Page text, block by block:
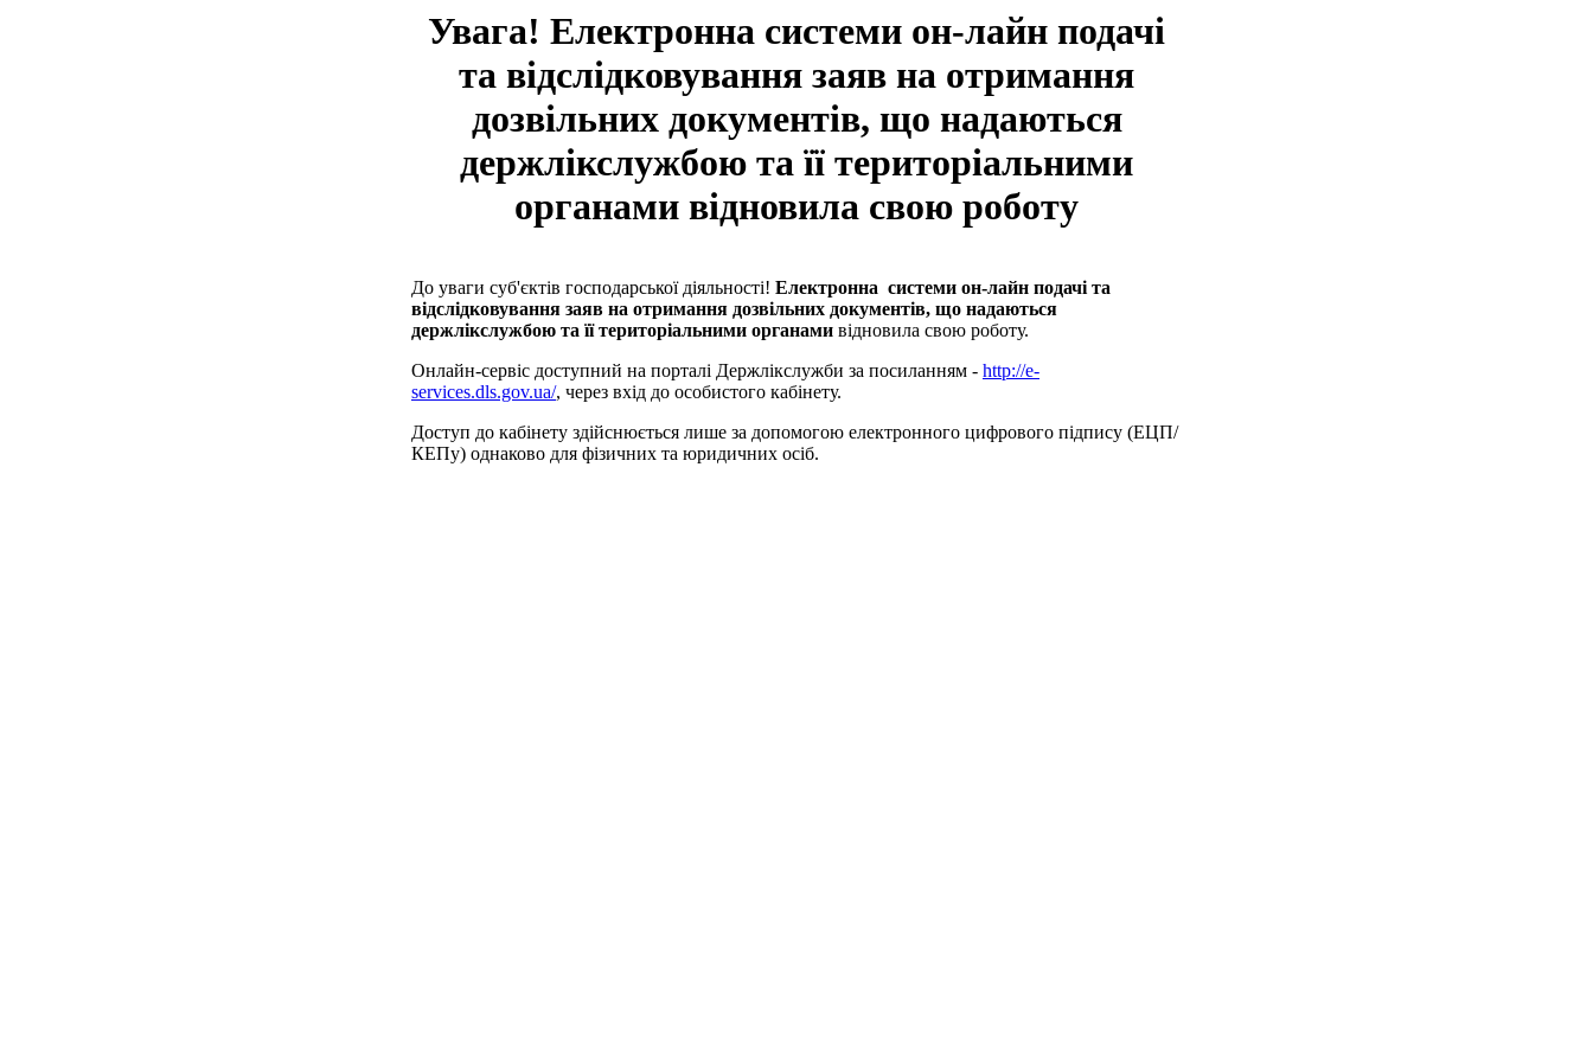
Увага! Електронна системи он-лайн подачі
та відслідковування заяв на отримання
дозвільних документів, що надаються
держлікслужбою та її територіальними
органами відновила свою роботу
До уваги суб'єктів господарської діяльності! Електронна системи он-лайн подачі та
відслідковування заяв на отримання дозвільних документів, що надаються
держлікслужбою та її територіальними органами відновила свою роботу.
Онлайн-сервіс доступний на порталі Держлікслужби за посиланням - http://e-
services.dls.gov.ua/, через вхід до особистого кабінету.
Доступ до кабінету здійснюється лише за допомогою електронного цифрового підпису (ЕЦП/
КЕПу) однаково для фізичних та юридичних осіб.